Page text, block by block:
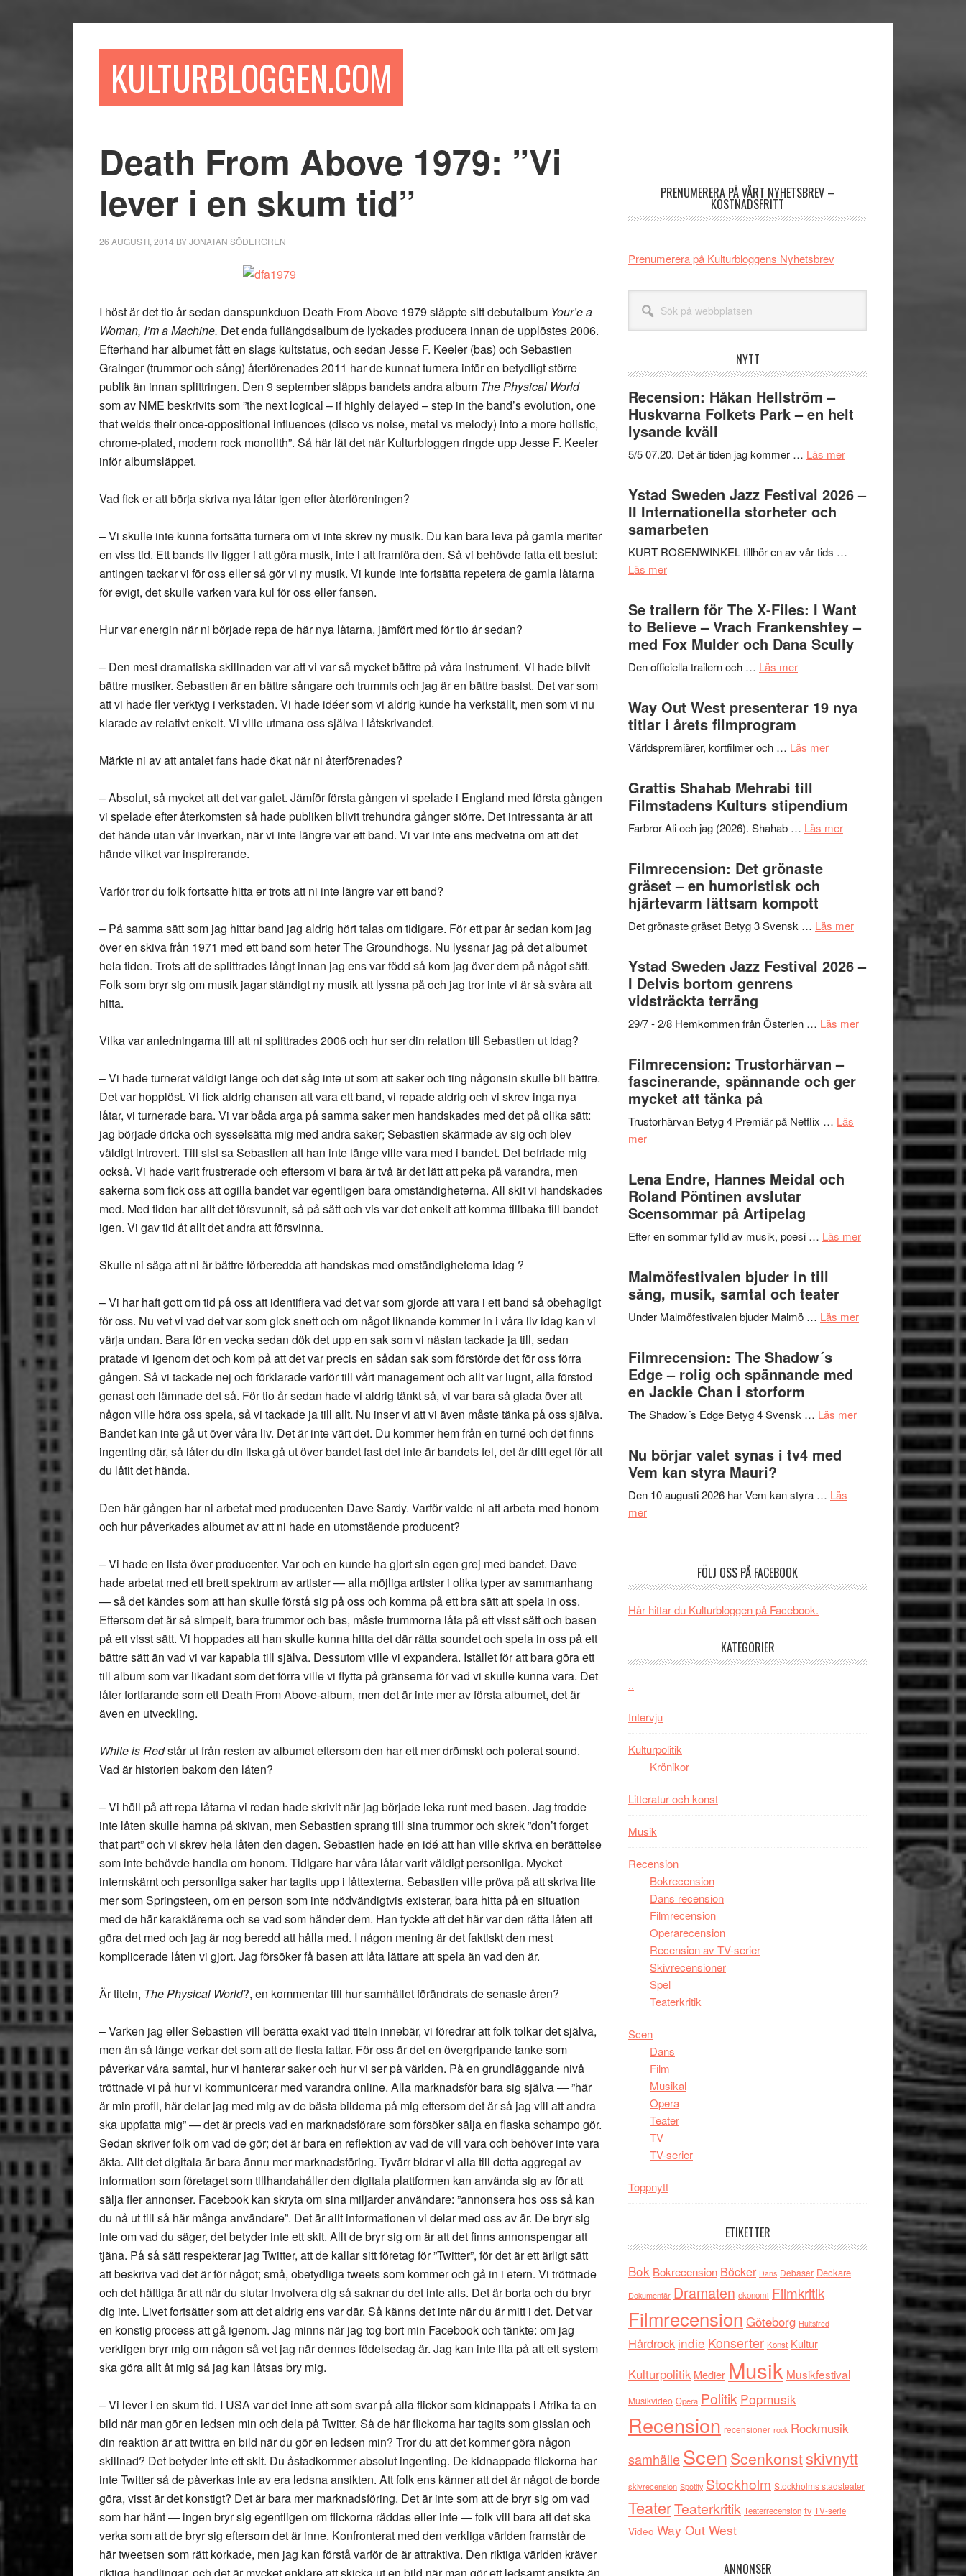
KULTURBLOGGEN.COM
Death From Above 1979: ”Vi
lever i en skum tid”
26 AUGUSTI, 2014 BYJONATAN SÖDERGREN
I höst är det tio år sedan danspunkduon Death From Above 1979 släppte sitt debutalbum Your’e a
Woman, I’m a Machine. Det enda fullängdsalbum de lyckades producera innan de upplöstes 2006.
Efterhand har albumet fått en slags kultstatus, och sedan Jesse F. Keeler (bas) och Sebastien
Grainger (trummor och sång) återförenades 2011 har de kunnat turnera inför en betydligt större
publik än innan splittringen. Den 9 september släpps bandets andra album The Physical World
som av NME beskrivits som ”the next logical – if highly delayed – step in the band’s evolution, one
that welds their once-oppositional influences (disco vs noise, metal vs melody) into a more holistic,
chrome-plated, modern rock monolith”. Så här lät det när Kulturbloggen ringde upp Jesse F. Keeler
inför albumsläppet.
Vad fick er att börja skriva nya låtar igen efter återföreningen?
– Vi skulle inte kunna fortsätta turnera om vi inte skrev ny musik. Du kan bara leva på gamla meriter
en viss tid. Ett bands liv ligger i att göra musik, inte i att framföra den. Så vi behövde fatta ett beslut:
antingen tackar vi för oss eller så gör vi ny musik. Vi kunde inte fortsätta repetera de gamla låtarna
för evigt, det skulle varken vara kul för oss eller fansen.
Hur var energin när ni började repa de här nya låtarna, jämfört med för tio år sedan?
– Den mest dramatiska skillnaden var att vi var så mycket bättre på våra instrument. Vi hade blivit
bättre musiker. Sebastien är en bättre sångare och trummis och jag är en bättre basist. Det var som
att vi hade fler verktyg i verkstaden. Vi hade idéer som vi aldrig kunde ha verkställt, men som vi nu
klarade av relativt enkelt. Vi ville utmana oss själva i låtskrivandet.
Märkte ni av att antalet fans hade ökat när ni återförenades?
– Absolut, så mycket att det var galet. Jämför första gången vi spelade i England med första gången
vi spelade efter återkomsten så hade publiken blivit trehundra gånger större. Det intressanta är att
det hände utan vår inverkan, när vi inte längre var ett band. Vi var inte ens medvetna om att det
hände vilket var inspirerande.
Varför tror du folk fortsatte hitta er trots att ni inte längre var ett band?
– På samma sätt som jag hittar band jag aldrig hört talas om tidigare. För ett par år sedan kom jag
över en skiva från 1971 med ett band som heter The Groundhogs. Nu lyssnar jag på det albumet
hela tiden. Trots att de splittrades långt innan jag ens var född så kom jag över dem på något sätt.
Folk som bryr sig om musik jagar ständigt ny musik att lyssna på och jag tror inte vi är så svåra att
hitta.
Vilka var anledningarna till att ni splittrades 2006 och hur ser din relation till Sebastien ut idag?
– Vi hade turnerat väldigt länge och det såg inte ut som att saker och ting någonsin skulle bli bättre.
Det var hopplöst. Vi fick aldrig chansen att vara ett band, vi repade aldrig och vi skrev inga nya
låtar, vi turnerade bara. Vi var båda arga på samma saker men handskades med det på olika sätt:
jag började dricka och sysselsätta mig med andra saker; Sebastien skärmade av sig och blev
väldigt introvert. Till sist sa Sebastien att han inte länge ville vara med i bandet. Det befriade mig
också. Vi hade varit frustrerade och eftersom vi bara är två är det lätt att peka på varandra, men
sakerna som fick oss att ogilla bandet var egentligen bara omständigheterna. All skit vi handskades
med. Med tiden har allt det försvunnit, så på sätt och vis var det enkelt att komma tillbaka till bandet
igen. Vi gav tid åt allt det andra att försvinna.
Skulle ni säga att ni är bättre förberedda att handskas med omständigheterna idag ?
– Vi har haft gott om tid på oss att identifiera vad det var som gjorde att vara i ett band så obehagligt
för oss. Nu vet vi vad det var som gick snett och om något liknande kommer in i våra liv idag kan vi
värja undan. Bara för en vecka sedan dök det upp en sak som vi nästan tackade ja till, sedan
pratade vi igenom det och kom på att det var precis en sådan sak som förstörde det för oss förra
gången. Så vi tackade nej och förklarade varför till vårt management och allt var lugnt, alla förstod
genast och lämnade det så. För tio år sedan hade vi aldrig tänkt så, vi var bara så glada över att
någon ville höra oss spela, så vi tackade ja till allt. Nu inser vi att vi även måste tänka på oss själva.
Bandet kan inte gå ut över våra liv. Det är inte värt det. Du kommer hem från en turné och det finns
ingenting där, så låter du din ilska gå ut över bandet fast det inte är bandets fel, det är ditt eget för att
du låtit det hända.
Den här gången har ni arbetat med producenten Dave Sardy. Varför valde ni att arbeta med honom
och hur påverkades albumet av att ni hade en utomstående producent?
– Vi hade en lista över producenter. Var och en kunde ha gjort sin egen grej med bandet. Dave
hade arbetat med ett brett spektrum av artister — alla möjliga artister i olika typer av sammanhang
— så det kändes som att han skulle förstå sig på oss och komma på ett bra sätt att spela in oss.
Eftersom det är så simpelt, bara trummor och bas, måste trummorna låta på ett visst sätt och basen
på ett visst sätt. Vi hoppades att han skulle kunna hitta det där rätta soundet och spela in oss på ett
bättre sätt än vad vi var kapabla till själva. Dessutom ville vi expandera. Istället för att bara göra ett
till album som var likadant som det förra ville vi flytta på gränserna för vad vi skulle kunna vara. Det
låter fortfarande som ett Death From Above-album, men det är inte mer av första albumet, det är
även en utveckling.
White is Redstår ut från resten av albumet eftersom den har ett mer drömskt och polerat sound.
Vad är historien bakom den låten?
– Vi höll på att repa låtarna vi redan hade skrivit när jag började leka runt med basen. Jag trodde
inte låten skulle hamna på skivan, men Sebastien sprang till sina trummor och skrek ”don’t forget
that part” och vi skrev hela låten den dagen. Sebastien hade en idé att han ville skriva en berättelse
som inte behövde handla om honom. Tidigare har våra låtar varit väldigt personliga. Mycket
internskämt och personliga saker har tagits upp i låttexterna. Sebastien ville pröva på att skriva lite
mer som Springsteen, om en person som inte nödvändigtvis existerar, bara hitta på en situation
med de här karaktärerna och se vad som händer dem. Han tyckte att det här var den rätta låten att
göra det med och jag är nog beredd att hålla med. I någon mening är det faktiskt den mest
komplicerade låten vi gjort. Jag försöker få basen att låta lättare att spela än vad den är.
Är titeln, The Physical World?, en kommentar till hur samhället förändrats de senaste åren?
– Varken jag eller Sebastien vill berätta exakt vad titeln innebär, vi föredrar att folk tolkar det själva,
men än så länge verkar det som att de flesta fattar. För oss är det en övergripande tanke som
påverkar våra samtal, hur vi hanterar saker och hur vi ser på världen. På en grundläggande nivå
tröttnade vi på hur vi kommunicerar med varandra online. Alla marknadsför bara sig själva — ”här
är min profil, här delar jag med mig av de bästa bilderna på mig eftersom det är så jag vill att andra
ska uppfatta mig” — det är precis vad en marknadsförare som försöker sälja en flaska schampo gör.
Sedan skriver folk om vad de gör; det är bara en reflektion av vad de vill vara och behöver inte vara
äkta. Allt det digitala är bara ännu mer marknadsföring. Tyvärr bidrar vi alla till detta aggregat av
information som företaget som tillhandahåller den digitala plattformen kan använda sig av för att
sälja fler annonser. Facebook kan skryta om sina miljarder användare: ”annonsera hos oss så kan
du nå ut till så här många användare”. Det är allt informationen vi delar med oss av är. De bryr sig
inte om vad du säger, det betyder inte ett skit. Allt de bryr sig om är att det finns annonspengar att
tjäna. På så sätt respekterar jag Twitter, att de kallar sitt företag för ”Twitter”, för det är ett ärligt sätt
att beskriva vad det är för något; små, obetydliga tweets som kommer och gå in i etern. Vi tröttnade
och det häftiga är att när du slutar involvera dig så saknar du det inte alls. Det är borta och du bryr
dig inte. Livet fortsätter som att det aldrig ens var där. Så känns det inte när du är mitt i det. Det var
en konstig process att gå igenom. Jag minns när jag tog bort min Facebook och tänkte: om jag
verkligen bryr mig om någon så vet jag när dennes födelsedag är. Jag kan inte lita på att ett system
ska göra allt åt mig så jag kan låtsas bry mig.
– Vi lever i en skum tid. I USA var det inne att som svar på alla flickor som kidnappats i Afrika ta en
bild när man gör en ledsen min och dela på Twitter. Så de här flickorna har tagits som gisslan och
din reaktion är att twittra en bild när du gör en ledsen min? Tror du att det kommer göra någon
skillnad? Det betyder inte ett skit. Du åstadkommer absolut ingenting. De kidnappade flickorna har
inte Twitter så de påverkas inte av era ledsna ansikten. Att folk ens känner att det är något de borde
göra, visst är det konstigt? Det är bara mer marknadsföring. Det är inte som att de bryr sig om vad
som har hänt — ingen bryr sig egentligen om flickorna räddas eller inte — folk vill bara att det ska
verka som att de bryr sig eftersom det är inne. Konfronterat med den verkliga världen framstår de
här tweetsen som rätt korkade, men jag kan förstå varför de är attraktiva. Den riktiga världen kräver
PRENUMERERA PÅ VÅRT NYHETSBREV –
KOSTNADSFRITT
Prenumerera på Kulturbloggens Nyhetsbrev
webbplatsen
NYTT
Recension: Håkan Hellström –
Huskvarna Folkets Park – en helt
lysande kväll
5/5 07.20. Det är tiden jag kommer … Läs merom
Håkan
Hellström
Folkets
en
helt
lysande
Ystad Sweden Jazz Festival 2026 –
II Internationella storheter och
samarbeten
KURT ROSENWINKEL tillhör en av vår tids …
Läs merom
Sweden
Jazz
Festival
2026
–
Internationella
storheter
och
samarbeten
Se trailern för The X-Files: I Want
to Believe – Vrach Frankenshtey –
med Fox Mulder och Dana Scully
Den officiella trailern och … Läs merom
trailern
för
X-
I
Want
to
Believe
Vrach
Frankenshtey
–
med
Mulder
och
Way Out West presenterar 19 nya
titlar i årets filmprogram
Världspremiärer, kortfilmer och … Läs merom
presenterar
19
Grattis Shahab Mehrabi till
Filmstadens Kulturs stipendium
Farbror Ali och jag (2026). Shahab … Läs merom
Kulturs
Filmrecension: Det grönaste
gräset – en humoristisk och
hjärtevarm lättsam kompott
Det grönaste gräset Betyg 3 Svensk … Läs merom
en
hjärtevarm
Ystad Sweden Jazz Festival 2026 –
I Delvis bortom genrens
vidsträckta terräng
29/7 - 2/8 Hemkommen från Österlen … Läs merom
Festival
genrens
vidsträckta
Filmrecension: Trustorhärvan –
fascinerande, spännande och ger
mycket att tänka på
Trustorhärvan Betyg 4 Premiär på Netflix … Läs
merom
Trustorhärvan
–
fascinerande,
spännande
och
mycket
att
tänka
Lena Endre, Hannes Meidal och
Roland Pöntinen avslutar
Scensommar på Artipelag
Efter en sommar fylld av musik, poesi … Läs merom
Hannes
Roland
Pöntinen
Scensommar
Artipelag
Malmöfestivalen bjuder in till
sång, musik, samtal och teater
Under Malmöfestivalen bjuder Malmö … Läs merom
Malmöfestivalen
Filmrecension: The Shadow´s
Edge – rolig och spännande med
en Jackie Chan i storform
The Shadow´s Edge Betyg 4 Svensk … Läs merom
Filmrecension:
spännande
med
Nu börjar valet synas i tv4 med
Vem kan styra Mauri?
Den 10 augusti 2026 har Vem kan styra … Läs
merom
tv4
kan
FÖLJ OSS PÅ FACEBOOK
Här hittar du Kulturbloggen på Facebook.
KATEGORIER
..
Intervju
Kulturpolitik
Krönikor
Litteratur och konst
Musik
Recension
Bokrecension
Dans recension
Filmrecension
Operarecension
Recension av TV-serier
Skivrecensioner
Spel
Teaterkritik
Scen
Dans
Film
Musikal
Opera
Teater
TV
TV-serier
Toppnytt
ETIKETTER
Bok Bokrecension Böcker Dans Debaser Deckare
Dokumentär Dramaten ekonomi Filmkritik
Filmrecension Göteborg Hultsfred
Hårdrock indie Konserter Konst Kultur
Kulturpolitik Medier Musik Musikfestival
Musikvideo Opera Politik Popmusik
Recension recensioner rock Rockmusik
samhälleScen Scenkonstskivnytt
skivrecension Spotify Stockholm Stockholms stadsteater
TeaterTeaterkritik Teaterrecension tv TV-serie
Video Way Out West
ANNONSER